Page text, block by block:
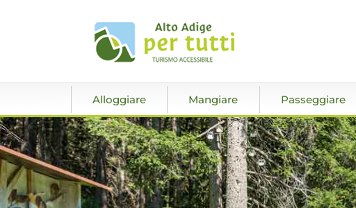
Alloggiare Mangiare Passeggiare